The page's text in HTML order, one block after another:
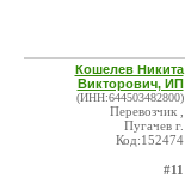
Кошелев Никита
Викторович, ИП
(ИНН:644503482800)
Перевозчик ,
Пугачев г.
Код:152474
#11